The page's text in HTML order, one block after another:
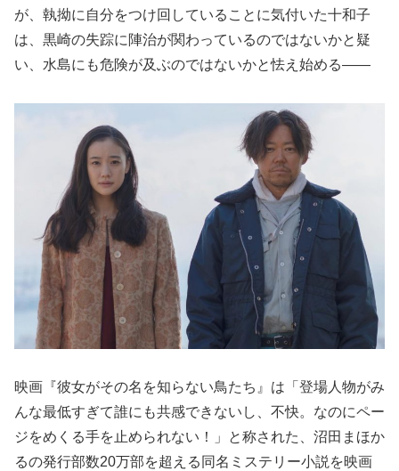
が、執拗に自分をつけ回していることに気付いた十和子
は、黒崎の失踪に陣治が関わっているのではないかと疑
い、水島にも危険が及ぶのではないかと怯え始める――
映画『彼女がその名を知らない鳥たち』は「登場人物がみ
んな最低すぎて誰にも共感できないし、不快。なのにペー
ジをめくる手を止められない！」と称された、沼田まほか
るの発行部数20万部を超える同名ミステリー小説を映画